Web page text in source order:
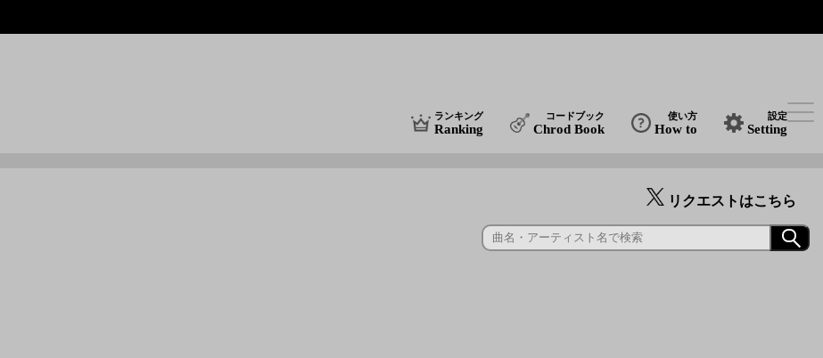
ランキング
Ranking
コードブック
Chrod Book
使い方
How to
設定
Setting
リクエストはこちら